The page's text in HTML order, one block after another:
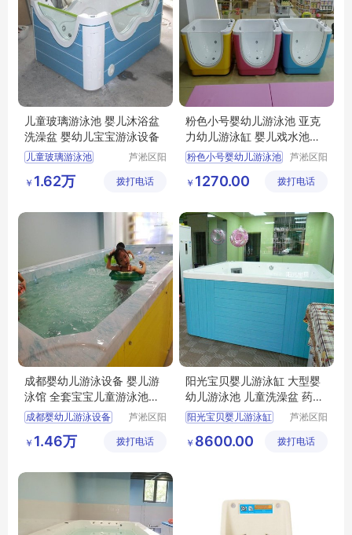
儿童玻璃游泳池 婴儿沐浴盆
洗澡盆 婴幼儿宝宝游泳设备
儿童玻璃游泳池
婴幼儿宝宝游泳设备
芦淞区阳
童游泳馆
￥ 1.62万 拨打电话
粉色小号婴幼儿游泳池 亚克
力幼儿游泳缸 婴儿戏水池商
用
粉色小号婴幼儿游泳池
婴儿戏水池商用
芦淞区阳
童游泳馆
￥ 1270.00 拨打电话
成都婴幼儿游泳设备 婴儿游
泳馆 全套宝宝儿童游泳池价
格
成都婴幼儿游泳设备
全套宝宝儿童游泳池
芦淞区阳
童游泳馆
￥ 1.46万 拨打电话
阳光宝贝婴儿游泳缸 大型婴
幼儿游泳池 儿童洗澡盆 药浴
水疗
阳光宝贝婴儿游泳缸
儿童洗澡盆
芦淞区阳
童游泳馆
￥ 8600.00 拨打电话